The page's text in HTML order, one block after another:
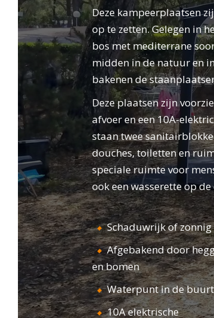
ONTVANGST
tussen de authentieke Provence en
d'Azur genieten van de
locatie, 4-sterrenservice,
staanplaatsen en de ontspannen
levensstijl van Camping Leï Suves.
houdt van een ontspannend verblijf
natuur of van sportieve en leuke
tussenstops, onze camping in
Roquebrune-sur-Argens zal aan al
verwachtingen voldoen!
Deze kampeerplaatsen
op te zetten. Gelegen in
bos met mediterrane
midden in de natuur en
bakenen de
Deze plaatsen zijn
afvoer en een 10A-
staan twee
douches, toiletten en
speciale ruimte voor
ook een wasserette op
Schaduwrijk of zonnig
Afgebakend door
en bomen
Waterpunt in de buurt
10A elektrische